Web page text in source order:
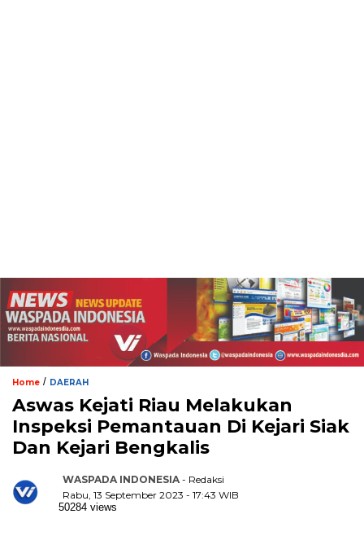
Home / DAERAH
Aswas Kejati Riau Melakukan
Inspeksi Pemantauan Di Kejari Siak
Dan Kejari Bengkalis
WASPADA INDONESIA - Redaksi
Rabu, 13 September 2023 - 17:43 WIB
50284 views